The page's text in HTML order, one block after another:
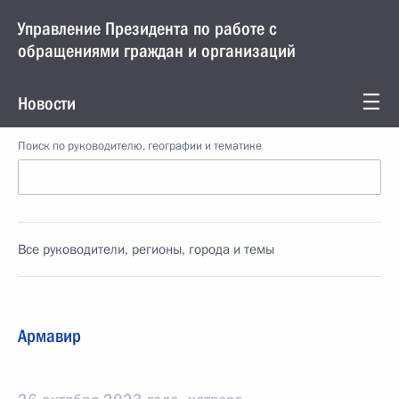
Управление Президента по работе с
обращениями граждан и организаций
Новости
Поиск по руководителю, географии и тематике
Все руководители, регионы, города и темы
Армавир